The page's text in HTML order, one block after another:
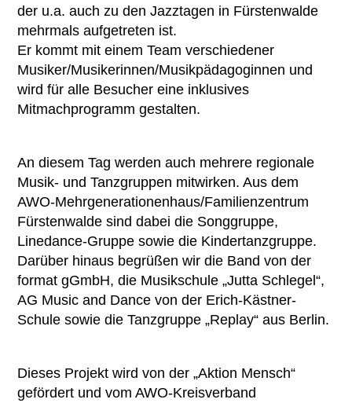
der u.a. auch zu den Jazztagen in Fürstenwalde
mehrmals aufgetreten ist.
Er kommt mit einem Team verschiedener
Musiker/Musikerinnen/Musikpädagoginnen und
wird für alle Besucher eine inklusives
Mitmachprogramm gestalten.
An diesem Tag werden auch mehrere regionale
Musik- und Tanzgruppen mitwirken. Aus dem
AWO-Mehrgenerationenhaus/Familienzentrum
Fürstenwalde sind dabei die Songgruppe,
Linedance-Gruppe sowie die Kindertanzgruppe.
Darüber hinaus begrüßen wir die Band von der
format gGmbH, die Musikschule „Jutta Schlegel“,
AG Music and Dance von der Erich-Kästner-
Schule sowie die Tanzgruppe „Replay“ aus Berlin.
Dieses Projekt wird von der „Aktion Mensch“
gefördert und vom AWO-Kreisverband